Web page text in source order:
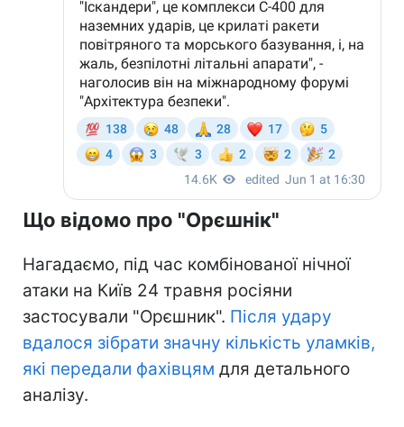
Що відомо про "Орєшнік"
Нагадаємо, під час комбінованої нічної
атаки на Київ 24 травня росіяни
застосували "Орєшник". Після удару
вдалося зібрати значну кількість уламків,
які передали фахівцям для детального
аналізу.